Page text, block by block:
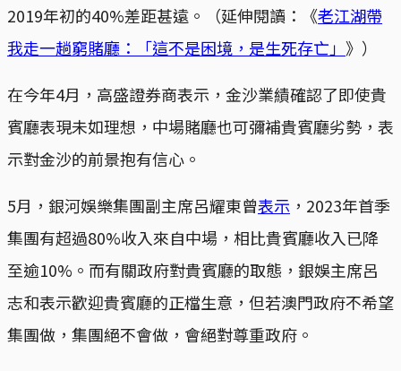
2019年初的40%差距甚遠。（延伸閱讀：《老江湖帶
我走一趟窮賭廳：「這不是困境，是生死存亡」 》）
在今年4月，高盛證券商表示，金沙業績確認了即使貴
賓廳表現未如理想，中場賭廳也可彌補貴賓廳劣勢，表
示對金沙的前景抱有信心。
5月，銀河娛樂集團副主席呂耀東曾表示 ，2023年首季
集團有超過80%收入來自中場，相比貴賓廳收入已降
至逾10%。而有關政府對貴賓廳的取態，銀娛主席呂
志和表示歡迎貴賓廳的正檔生意，但若澳門政府不希望
集團做，集團絕不會做，會絕對尊重政府。